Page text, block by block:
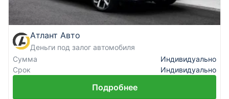
Атлант Авто
Деньги под залог автомобиля
Сумма
Индивидуально
Срок
Индивидуально
Подробнее